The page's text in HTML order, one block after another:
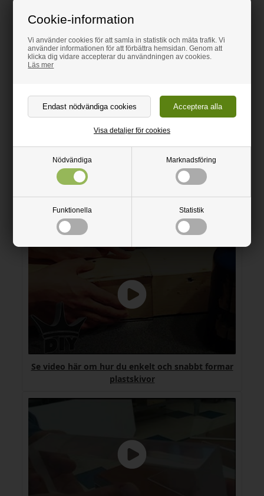
Cookie-information
Vi använder cookies för att samla in statistik och mäta trafik. Vi
använder informationen för att förbättra hemsidan. Genom att
klicka dig vidare accepterar du användningen av cookies.
Läs mer
Nödvändiga Marknadsföring
Funktionella Statistik
Visa detaljer för cookies
Alla plastskivor är sågade med cirkelsåg.
Information
Videos
Se video här om hur du enkelt och snabbt kapar
Se video här om hur du enkelt och snabbt formar
plastskivor